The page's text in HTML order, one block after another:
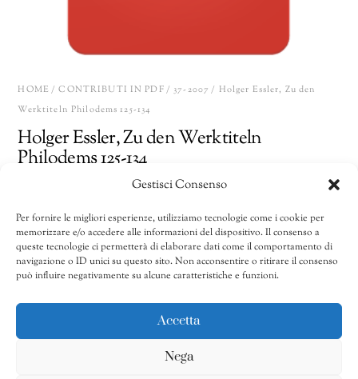
Gestisci Consenso
Per fornire le migliori esperienze, utilizziamo tecnologie come i cookie per
memorizzare e/o accedere alle informazioni del dispositivo. Il consenso a
queste tecnologie ci permetterà di elaborare dati come il comportamento di
navigazione o ID unici su questo sito. Non acconsentire o ritirare il consenso
può influire negativamente su alcune caratteristiche e funzioni.
Accetta
Nega
HOME /CONTRIBUTI IN PDF/37-2007 / Holger Essler, Zu den
Werktiteln Philodems 125-134
Holger Essler, Zu den Werktiteln
Philodems 125-134
Holger
Essler,
Zu
den
Philodems
AGGIUNGI AL CARRELLO Share
CATEGORIE:32/2002-40/2010,37-2007,Contributi in pdf